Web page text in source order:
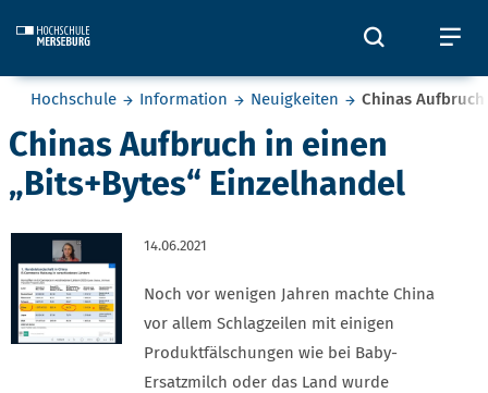
Öffnet
Sie befinden sich hier:
Hochschule Information Neuigkeiten Chinas
Chinas Aufbruch in einen
„Bits+Bytes“ Einzelhandel
14.06.2021
Noch vor wenigen Jahren machte China
vor allem Schlagzeilen mit einigen
Produktfälschungen wie bei Baby-
Ersatzmilch oder das Land wurde